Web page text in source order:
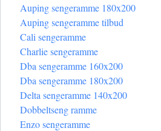
Auping sengeramme 180x200
Auping sengeramme tilbud
Cali sengeramme
Charlie sengeramme
Dba sengeramme 160x200
Dba sengeramme 180x200
Delta sengeramme 140x200
Dobbeltseng ramme
Enzo sengeramme